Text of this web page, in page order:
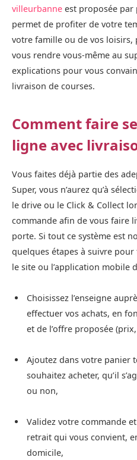
villeurbanne est proposée par
permet de profiter de votre
votre famille ou de vos loisirs,
vous rendre vous-même au
explications pour vous
livraison de courses.
Comment faire
ligne avec
Vous faites déjà partie des
Super, vous n’aurez qu’à
le drive ou le Click & Collect
commande afin de vous faire
porte. Si tout ce système est
quelques étapes à suivre
le site ou l’application mobile
Choisissez l’enseigne
effectuer vos achats, en
et de l’offre proposée
Ajoutez dans votre panier
souhaitez acheter, qu’il
ou non,
Validez votre commande
retrait qui vous convient,
domicile,